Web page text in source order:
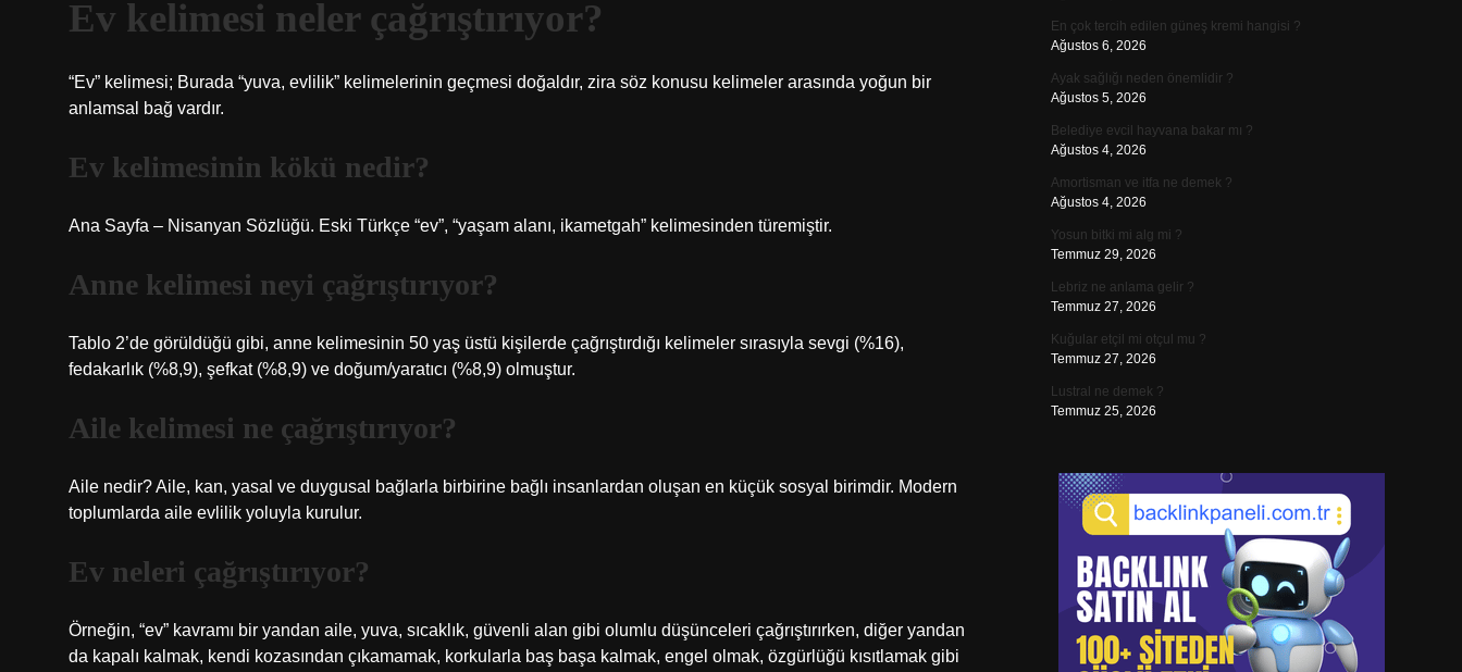
Ev kelimesi neler çağrıştırıyor?
“Ev” kelimesi; Burada “yuva, evlilik” kelimelerinin geçmesi doğaldır, zira söz konusu kelimeler arasında yoğun bir
anlamsal bağ vardır.
Ev kelimesinin kökü nedir?
Ana Sayfa – Nisanyan Sözlüğü. Eski Türkçe “ev”, “yaşam alanı, ikametgah” kelimesinden türemiştir.
Anne kelimesi neyi çağrıştırıyor?
Tablo 2’de görüldüğü gibi, anne kelimesinin 50 yaş üstü kişilerde çağrıştırdığı kelimeler sırasıyla sevgi (%16),
fedakarlık (%8,9), şefkat (%8,9) ve doğum/yaratıcı (%8,9) olmuştur.
Aile kelimesi ne çağrıştırıyor?
Aile nedir? Aile, kan, yasal ve duygusal bağlarla birbirine bağlı insanlardan oluşan en küçük sosyal birimdir. Modern
toplumlarda aile evlilik yoluyla kurulur.
Ev neleri çağrıştırıyor?
Örneğin, “ev” kavramı bir yandan aile, yuva, sıcaklık, güvenli alan gibi olumlu düşünceleri çağrıştırırken, diğer yandan
da kapalı kalmak, kendi kozasından çıkamamak, korkularla baş başa kalmak, engel olmak, özgürlüğü kısıtlamak gibi
En çok tercih edilen güneş kremi hangisi ?
Ağustos 6, 2026
Ayak sağlığı neden önemlidir ?
Ağustos 5, 2026
Belediye evcil hayvana bakar mı ?
Ağustos 4, 2026
Amortisman ve itfa ne demek ?
Ağustos 4, 2026
Yosun bitki mi alg mi ?
Temmuz 29, 2026
Lebriz ne anlama gelir ?
Temmuz 27, 2026
Kuğular etçil mi otçul mu ?
Temmuz 27, 2026
Lustral ne demek ?
Temmuz 25, 2026